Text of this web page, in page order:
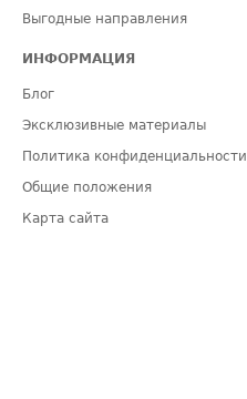
Выгодные направления
ИНФОРМАЦИЯ
Блог
Эксклюзивные материалы
Политика конфиденциальности
Общие положения
Карта сайта